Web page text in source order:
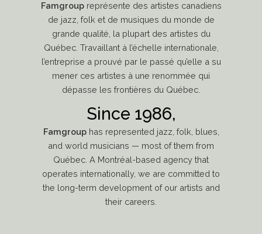
Famgroup représente des artistes canadiens
de jazz, folk et de musiques du monde de
grande qualité, la plupart des artistes du
Québec. Travaillant à l’échelle internationale,
l’entreprise a prouvé par le passé qu’elle a su
mener ces artistes à une renommée qui
dépasse les frontières du Québec.
Since 1986,
Famgrouphas represented jazz, folk, blues,
and world musicians — most of them from
Québec. A Montréal-based agency that
operates internationally, we are committed to
the long-term development of our artists and
their careers.